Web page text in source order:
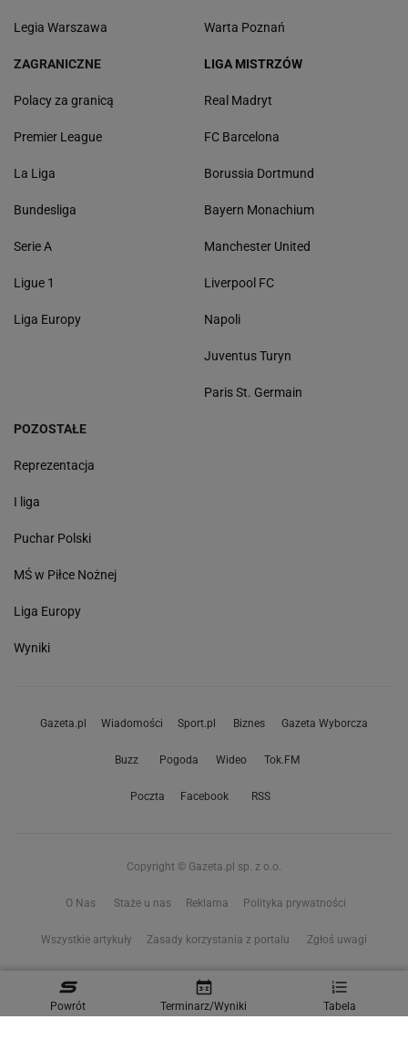
Powrót Terminarz/Wyniki Tabela
Legia Warszawa Warta Poznań
ZAGRANICZNE
Polacy za granicą
Premier League
La Liga
Bundesliga
Serie A
Ligue 1
Liga Europy
LIGA MISTRZÓW
Real Madryt
FC Barcelona
Borussia Dortmund
Bayern Monachium
Manchester United
Liverpool FC
Napoli
Juventus Turyn
Paris St. Germain
POZOSTAŁE
Reprezentacja
I liga
Puchar Polski
MŚ w Piłce Nożnej
Liga Europy
Wyniki
Gazeta.pl Wiadomości Sport.pl Biznes Gazeta Wyborcza
Buzz Pogoda Wideo Tok.FM
Poczta Facebook RSS
Copyright © Gazeta.pl sp. z o.o.
O Nas Staże u nas Reklama Polityka prywatności
Wszystkie artykuły Zasady korzystania z portalu Zgłoś uwagi